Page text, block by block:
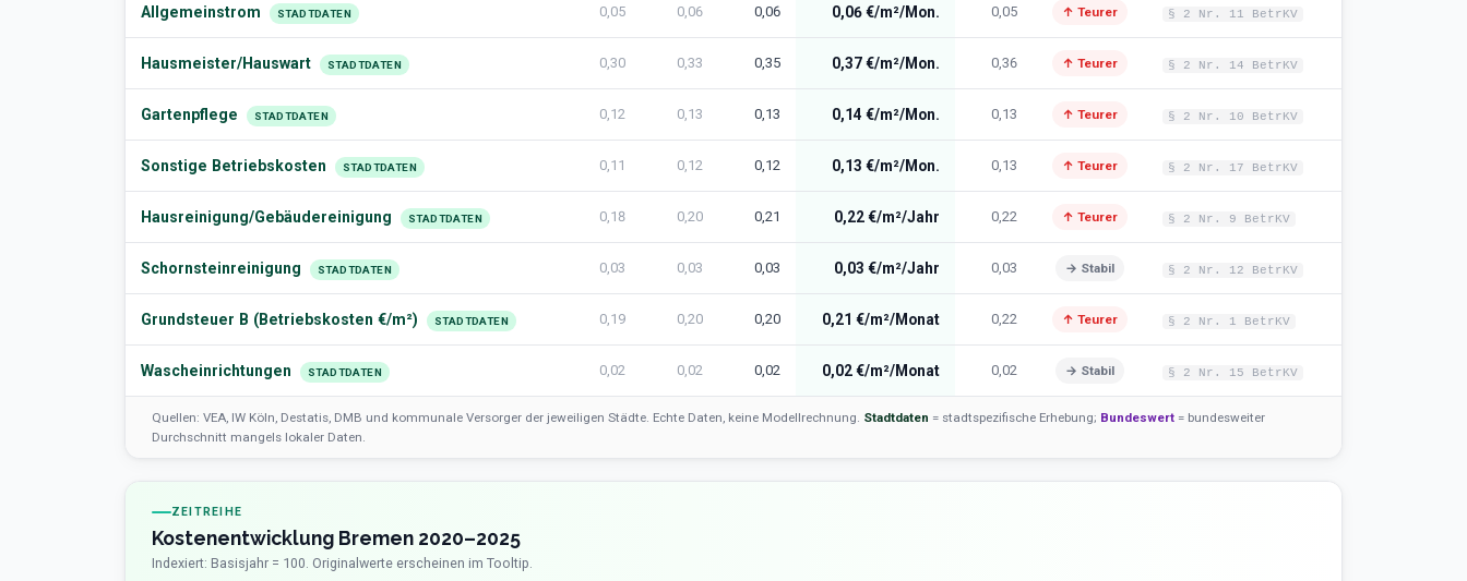
Allgemeinstrom STADTDATEN 0,05 0,06 0,06 0,06 €/m²/Mon. 0,05 ↑ Teurer § 2 Nr. 11 BetrKV
Hausmeister/Hauswart STADTDATEN 0,30 0,33 0,35 0,37 €/m²/Mon. 0,36 ↑ Teurer § 2 Nr. 14 BetrKV
Gartenpflege STADTDATEN 0,12 0,13 0,13 0,14 €/m²/Mon. 0,13 ↑ Teurer § 2 Nr. 10 BetrKV
Sonstige Betriebskosten STADTDATEN 0,11 0,12 0,12 0,13 €/m²/Mon. 0,13 ↑ Teurer § 2 Nr. 17 BetrKV
Hausreinigung/Gebäudereinigung STADTDATEN 0,18 0,20 0,21 0,22 €/m²/Jahr 0,22 ↑ Teurer § 2 Nr. 9 BetrKV
Schornsteinreinigung STADTDATEN 0,03 0,03 0,03 0,03 €/m²/Jahr 0,03 → Stabil § 2 Nr. 12 BetrKV
Grundsteuer B (Betriebskosten €/m²) STADTDATEN 0,19 0,20 0,20 0,21 €/m²/Monat 0,22 ↑ Teurer § 2 Nr. 1 BetrKV
Wascheinrichtungen STADTDATEN 0,02 0,02 0,02 0,02 €/m²/Monat 0,02 → Stabil § 2 Nr. 15 BetrKV
Quellen: VEA, IW Köln, Destatis, DMB und kommunale Versorger der jeweiligen Städte. Echte Daten, keine Modellrechnung. Stadtdaten = stadtspezifische Erhebung; Bundeswert = bundesweiter
Durchschnitt mangels lokaler Daten.
ZEITREIHE
Kostenentwicklung Bremen 2020–2025
Indexiert: Basisjahr = 100. Originalwerte erscheinen im Tooltip.